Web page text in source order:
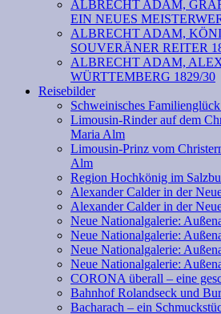
ALBRECHT ADAM,
EIN NEUES
ALBRECHT ADAM,
SOUVERÄNER REITER
ALBRECHT ADAM,
WÜRTTEMBERG 1829/30
Reisebilder
Schweinisches
Limousin-Rinder auf dem
Maria Alm
Limousin-Prinz vom
Alm
Region Hochkönig im
Alexander Calder in der
Alexander Calder in der
Neue Nationalgalerie:
Neue Nationalgalerie:
Neue Nationalgalerie:
Neue Nationalgalerie:
CORONA überall – eine
Bahnhof Rolandseck und
Bacharach – ein